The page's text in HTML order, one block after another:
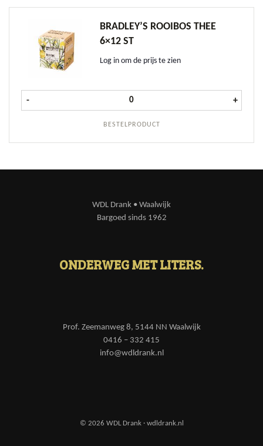
BRADLEY’S ROOIBOS THEE
6×12 ST
Log in om de prijs te zien
BESTELPRODUCT
- Bradley's Rooibos Thee 6x12 st
+
WDL Drank • Waalwijk
Bargoed sinds 1962
ONDERWEG MET LITERS.
Prof. Zeemanweg 8, 5144 NN Waalwijk
0416 – 332 415
info@wdldrank.nl
© 2026 WDL Drank · wdldrank.nl